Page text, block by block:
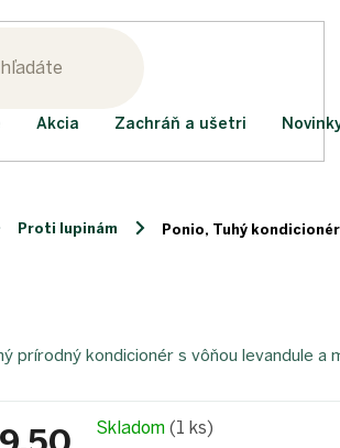
Akcia Zachráň a ušetri
Proti lupinám Ponio, Tuhý
Skladom (1 ks)
prírodný kondicionér s vôňou levandule a